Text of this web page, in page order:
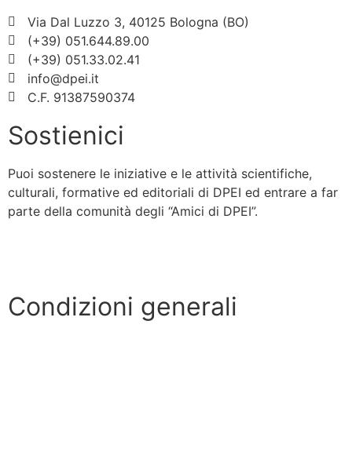
Via Dal Luzzo 3, 40125 Bologna (BO)
(+39) 051.644.89.00
(+39) 051.33.02.41
info@dpei.it
C.F. 91387590374
Sostienici
Puoi sostenere le iniziative e le attività scientifiche,
culturali, formative ed editoriali di DPEI ed entrare a far
parte della comunità degli “Amici di DPEI”.
Condizioni generali